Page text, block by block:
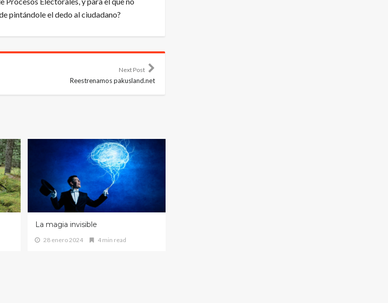
pintándole el dedo al ciudadano?
Next Post
Reestrenamos pakusland.net
La magia invisible
28 enero 2024 4 min read